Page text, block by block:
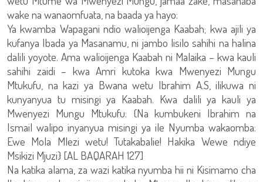
wake na wanaomfuata, na baada ya hayo:
Ya kwamba Wapagani ndio walioijenga Kaabah; kwa ajili ya
kufanya Ibada ya Masanamu, ni jambo lisilo sahihi na halina
dalili yoyote. Ama walioijenga Kaabah ni Malaika – kwa kauli
sahihi zaidi – kwa Amri kutoka kwa Mwenyezi Mungu
Mtukufu, na kazi ya Bwana wetu Ibrahim A.S, ilikuwa ni
kunyanyua tu misingi ya Kaabah. Kwa dalili ya kauli ya
Mwenyezi Mungu Mtukufu: {Na kumbukeni Ibrahim na
Ismail walipo inyanyua misingi ya ile Nyumba wakaomba:
Ewe Mola Mlezi wetu! Tutakabalie! Hakika Wewe ndiye
Msikizi Mjuzi} [AL BAQARAH 127]
Na katika alama, za wazi katika nyumba hii ni Kisimamo cha